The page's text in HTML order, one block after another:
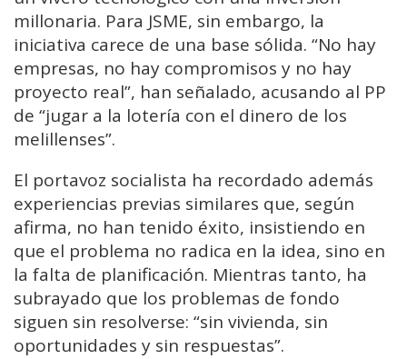
millonaria. Para JSME, sin embargo, la
iniciativa carece de una base sólida. “No hay
empresas, no hay compromisos y no hay
proyecto real”, han señalado, acusando al PP
de “jugar a la lotería con el dinero de los
melillenses”.
El portavoz socialista ha recordado además
experiencias previas similares que, según
afirma, no han tenido éxito, insistiendo en
que el problema no radica en la idea, sino en
la falta de planificación. Mientras tanto, ha
subrayado que los problemas de fondo
siguen sin resolverse: “sin vivienda, sin
oportunidades y sin respuestas”.